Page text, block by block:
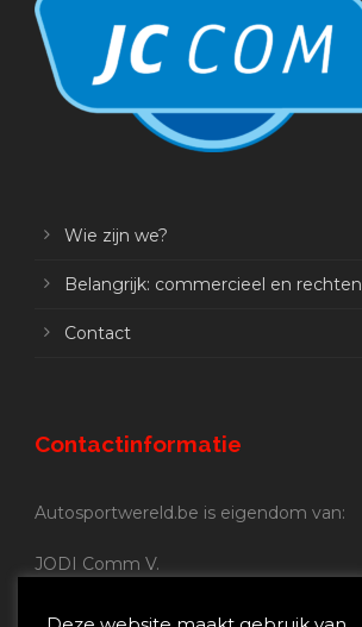
Wie zijn we?
Belangrijk: commercieel en rechten
Contact
Contactinformatie
Autosportwereld.be is eigendom van:
JODI Comm V.
Nijverheidsstraat 70